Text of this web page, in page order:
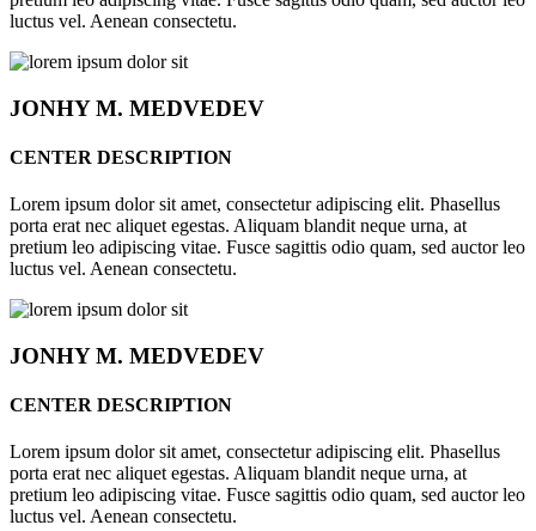
luctus vel. Aenean consectetu.
JONHYM. MEDVEDEV
CENTER DESCRIPTION
Lorem ipsum dolor sit amet, consectetur adipiscing elit. Phasellus
porta erat nec aliquet egestas. Aliquam blandit neque urna, at
pretium leo adipiscing vitae. Fusce sagittis odio quam, sed auctor leo
luctus vel. Aenean consectetu.
JONHYM. MEDVEDEV
CENTER DESCRIPTION
Lorem ipsum dolor sit amet, consectetur adipiscing elit. Phasellus
porta erat nec aliquet egestas. Aliquam blandit neque urna, at
pretium leo adipiscing vitae. Fusce sagittis odio quam, sed auctor leo
luctus vel. Aenean consectetu.